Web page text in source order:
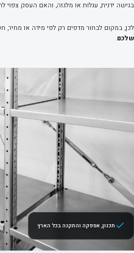
בגישה ידנית, עגלות או מלגזה, והאם העסק צפוי
לכן, במקום לבחור מדפים רק לפי מידה או מחיר,
שלכם.
תכנון, אספקה והתקנה בכל הארץ